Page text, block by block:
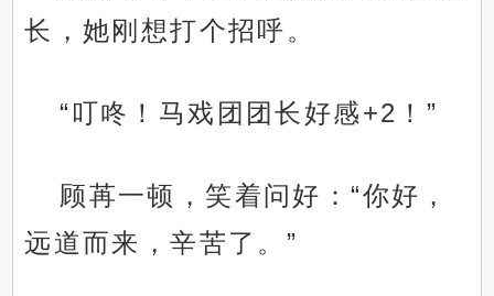
长，她刚想打个招呼。
“叮咚！马戏团团长好感+2！”
顾苒一顿，笑着问好：“你好，
远道而来，辛苦了。”